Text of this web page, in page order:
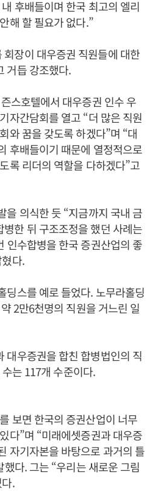
후배들이며 한국 최고의 엘리
해 할 필요가 없다.”
장이 대우증권 직원들에 대한
거듭 강조했다.
스호텔에서 대우증권 인수 우
자간담회를 열고 “더 많은 직원
와 꿈을 갖도록 하겠다”며 “대
후배들이기 때문에 열정적으로
록 리더의 역할을 다하겠다”고
을 의식한 듯 “지금까지 국내 금
한 뒤 구조조정을 했던 사례는
인수합병을 한국 증권산업의 좋
다.
딩스를 예로 들었다. 노무라홀딩
2만6천명의 직원을 거느린 일
대우증권을 합친 합병법인의 직
는 117개 수준이다.
보면 한국의 증권산업이 너무
다”며 “미래에셋증권과 대우증
자기자본을 바탕으로 과거의 틀
다. 그는 “우리는 새로운 그림
.